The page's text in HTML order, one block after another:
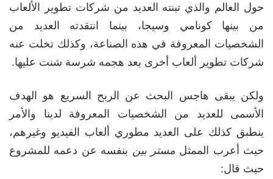
حول العالم والذي تبنته العديد من شركات تطوير الألعاب
من بينها كونامي وسيجا، بينما انتقدته العديد من
الشخصيات المعروفة في هذه الصناعة، وكذلك تخلت عنه
شركات تطوير ألعاب أخرى بعد هجمه شرسة شنت عليها.
ولكن يبقى هاجس البحث عن الربح السريع هو الهدف
الأسمى للعديد من الشخصيات المعروفة لدينا والأمر
ينطبق كذلك على العديد مطوري ألعاب الفيديو وغيرهم،
حيث أعرب الممثل مستر بين بنفسه عن دعمه للمشروع
حيث قال: